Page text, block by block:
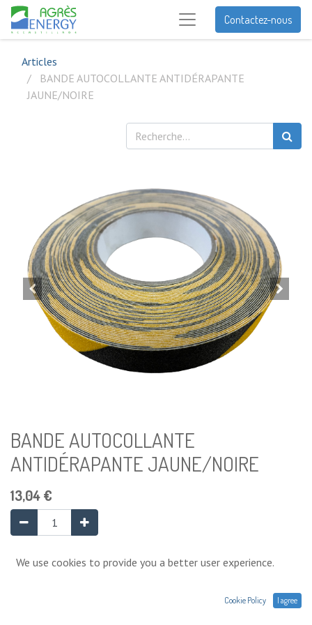
Contactez-nous
Articles
BANDE AUTOCOLLANTE ANTIDÉRAPANTE
JAUNE/NOIRE
BANDE AUTOCOLLANTE
ANTIDÉRAPANTE JAUNE/NOIRE
13,04€
Ajouter au panier
We use cookies to provide you a better user experience.
Cookie Policy I agree